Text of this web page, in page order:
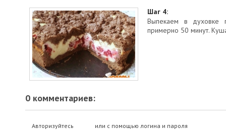
Шаг 4:
Выпекаем в духовке
примерно 50 минут.
0 комментариев:
Авторизуйтесь или с помощью логина и пароля